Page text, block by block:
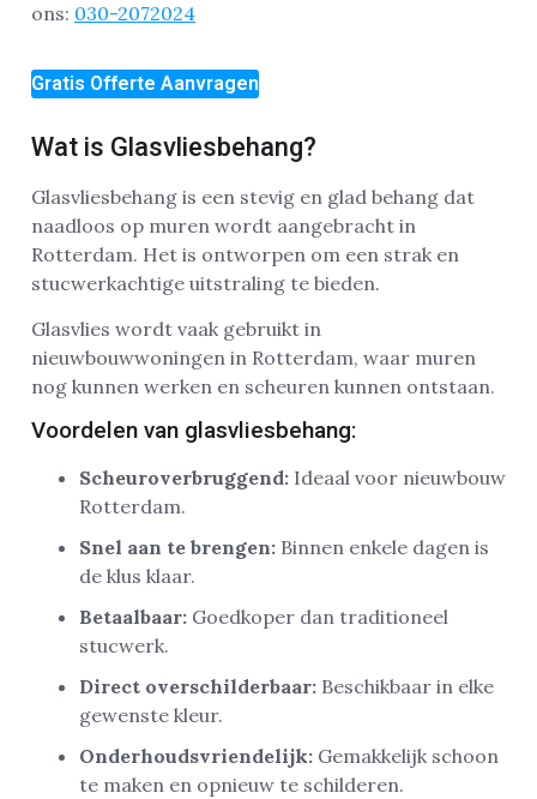
ons: 030-2072024
Gratis Offerte Aanvragen
Wat is Glasvliesbehang?
Glasvliesbehang is een stevig en glad behang dat
naadloos op muren wordt aangebracht in
Rotterdam. Het is ontworpen om een strak en
stucwerkachtige uitstraling te bieden.
Glasvlies wordt vaak gebruikt in
nieuwbouwwoningen in Rotterdam, waar muren
nog kunnen werken en scheuren kunnen ontstaan.
Voordelen van glasvliesbehang:
Scheuroverbruggend: Ideaal voor nieuwbouw
Rotterdam.
Snel aan te brengen: Binnen enkele dagen is
de klus klaar.
Betaalbaar: Goedkoper dan traditioneel
stucwerk.
Direct overschilderbaar: Beschikbaar in elke
gewenste kleur.
Onderhoudsvriendelijk: Gemakkelijk schoon
te maken en opnieuw te schilderen.